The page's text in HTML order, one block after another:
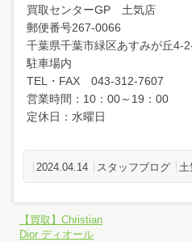
買取センターGP 土気店
郵便番号267-0066
千葉県千葉市緑区あすみが丘
駐車場内
TEL・FAX 043-312-7607
営業時間：10：00～19：00
定休日：水曜日
2024.04.14 スタッフブログ 土
【買取】Christian
Dior ディオール